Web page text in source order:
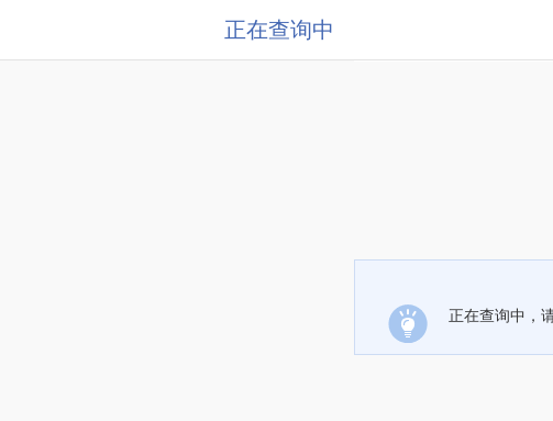
正在查询中
正在查询中，